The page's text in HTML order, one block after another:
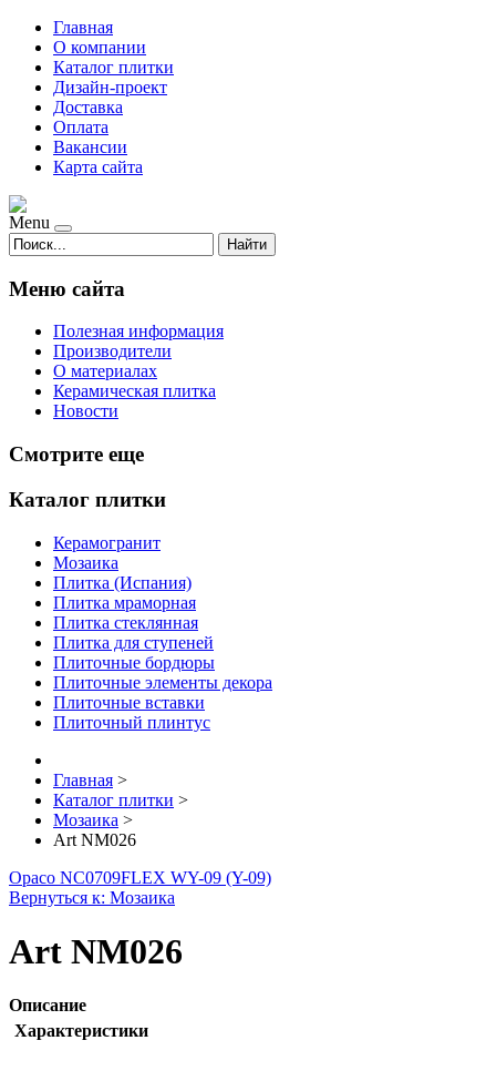
Главная
О компании
Каталог плитки
Дизайн-проект
Доставка
Оплата
Вакансии
Карта сайта
Menu
Найти
Меню сайта
Полезная информация
Производители
О материалах
Керамическая плитка
Новости
Смотрите еще
Каталог плитки
Керамогранит
Мозаика
Плитка (Испания)
Плитка мраморная
Плитка стеклянная
Плитка для ступеней
Плиточные бордюры
Плиточные элементы декора
Плиточные вставки
Плиточный плинтус
Главная >
Каталог плитки >
Мозаика >
Аrt NM026
Opaco NC0709FLEX WY-09 (Y-09)
Вернуться к: Мозаика
Аrt NM026
Описание
Характеристики